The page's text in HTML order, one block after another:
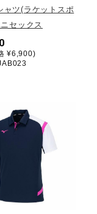
ャツ(ラケットスポ
セックス
¥6,900)